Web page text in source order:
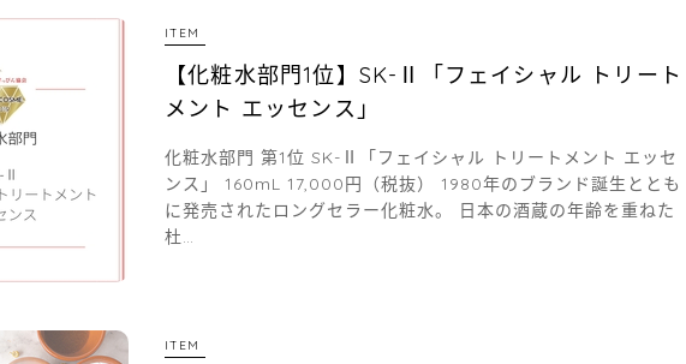
ITEM
【化粧水部門1位】SK-Ⅱ「フェイシャル トリート
メント エッセンス」
化粧水部門 第1位 SK-Ⅱ「フェイシャル トリートメント エッセ
ンス」 160mL 17,000円（税抜） 1980年のブランド誕生ととも
に発売されたロングセラー化粧水。 日本の酒蔵の年齢を重ねた
杜…
ITEM